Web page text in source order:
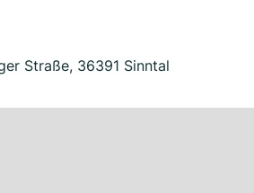
Straße, 36391 Sinntal